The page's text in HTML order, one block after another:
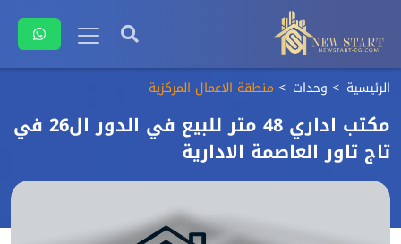
الرئيسية وحدات منطقة الاعمال المركزية
مكتب اداري 48 متر للبيع في الدور ال26 في
تاج تاور العاصمة الادارية